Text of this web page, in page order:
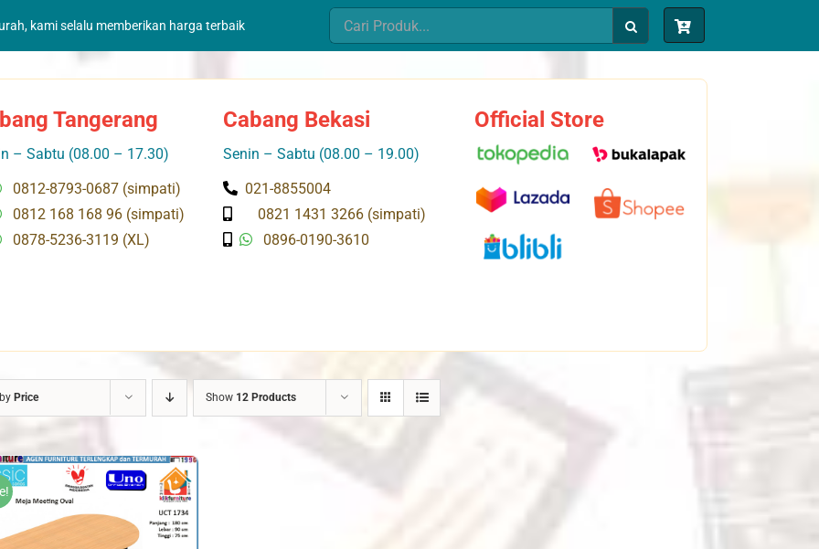
kami selalu memberikan harga terbaik
Search
for:
Tangerang
– Sabtu (08.00 – 17.30)
0812-8793-0687 (simpati)
0812 168 168 96 (simpati)
0878-5236-3119 (XL)
Cabang Bekasi
Senin – Sabtu (08.00 – 19.00)
021-8855004
0821 1431 3266 (simpati)
0896-0190-3610
Official Store
Price Show 12 Products